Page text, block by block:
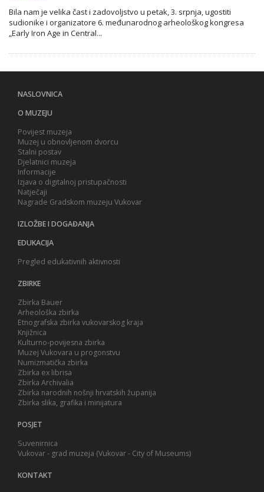
Bila nam je velika čast i zadovoljstvo u petak, 3. srpnja, ugostiti
sudionike i organizatore 6. međunarodnog arheološkog kongresa
„Early Iron Age in Central...
NASLOVNICA
O MUZEJU
Povijest muzeja
Muzej u obnovljenom dvorcu
Stalni postav
Djelatnici muzeja
Informacije
Izjava o digitalnoj pristupačnosti
Natječaji
Nagrade Gradskom muzeju Vukovar
IZLOŽBE I DOGAĐANJA
EDUKACIJA
Pregled edukativnih aktivnosti
ZBIRKE
Zbirka Bauer
Arheološka zbirka
Etnografska zbirka vukovarskog kraja
Knjižnica
Kulturno-povijesna zbirka
Muzej Vukovara u progonstvu
Numizmatička zbirka
Zbirka ex librisa
Zbirka Archivalia
Zbirka narodnih nošnji hrvatskih županija
Zbirka slika, grafika i minijatura
POSJET
Suvenirnica
Vukovar - grad muzeja (Vukovar - City of Museums)
KONTAKT